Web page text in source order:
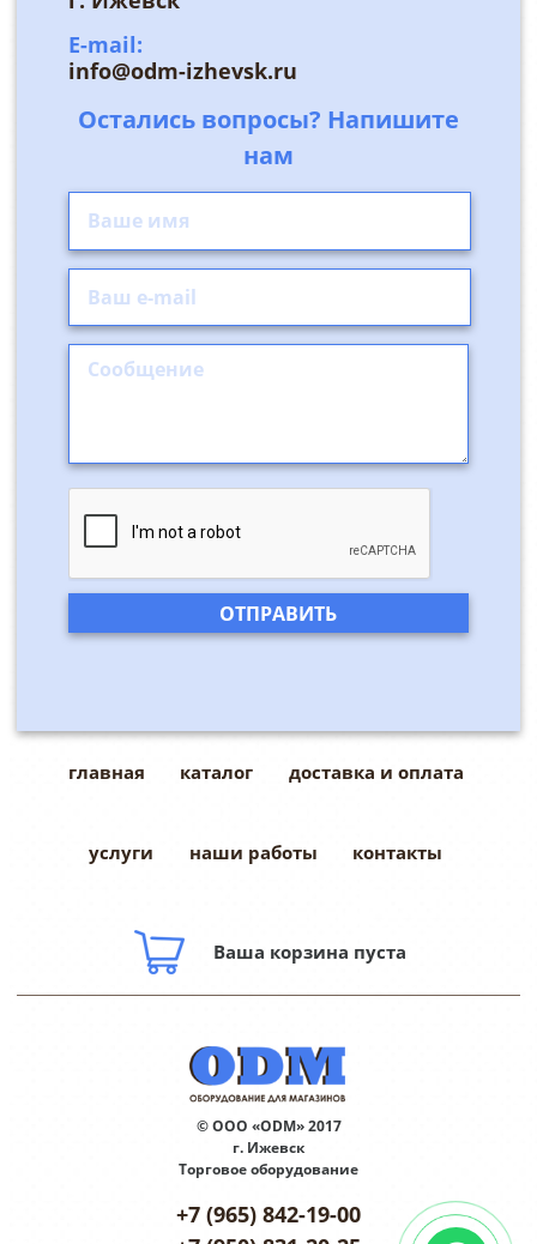
E-mail:
info@odm-izhevsk.ru
Остались вопросы? Напишите
нам
главная каталог доставка и оплата
услуги наши работы контакты
Ваша корзина пуста
© ООО «ODM» 2017
г. Ижевск
Торговое оборудование
+7 (965) 842-19-00